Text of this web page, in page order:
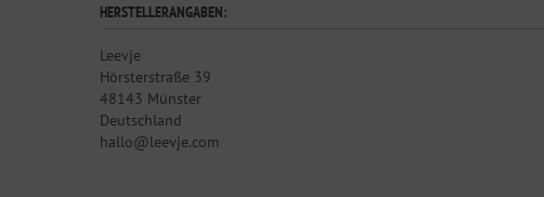
HERSTELLERANGABEN:
Leevje
Hörsterstraße 39
48143 Münster
Deutschland
hallo@leevje.com